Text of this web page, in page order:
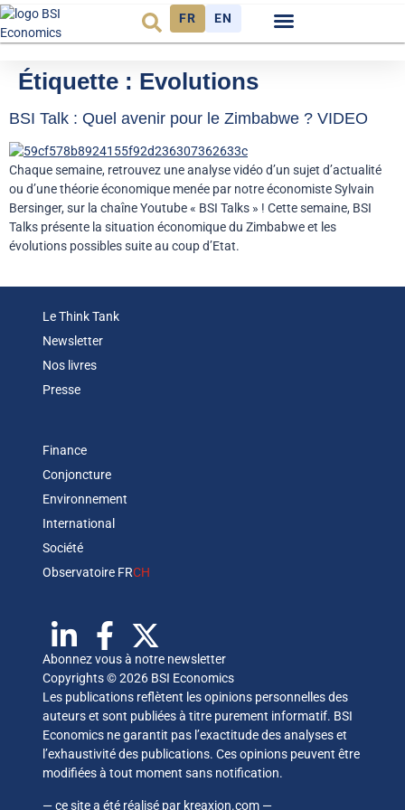
FR EN
Étiquette : Evolutions
BSI Talk : Quel avenir pour le Zimbabwe ? VIDEO
Chaque semaine, retrouvez une analyse vidéo d’un sujet d’actualité
ou d’une théorie économique menée par notre économiste Sylvain
Bersinger, sur la chaîne Youtube « BSI Talks » ! Cette semaine, BSI
Talks présente la situation économique du Zimbabwe et les
évolutions possibles suite au coup d’Etat.
Le Think Tank
Newsletter
Nos livres
Presse
Finance
Conjoncture
Environnement
International
Société
Observatoire FRCH
Abonnez vous à notre newsletter
Copyrights © 2026 BSI Economics
Les publications reflètent les opinions personnelles des
auteurs et sont publiées à titre purement informatif. BSI
Economics ne garantit pas l’exactitude des analyses et
l’exhaustivité des publications. Ces opinions peuvent être
modifiées à tout moment sans notification.
— ce site a été réalisé par kreaxion.com —